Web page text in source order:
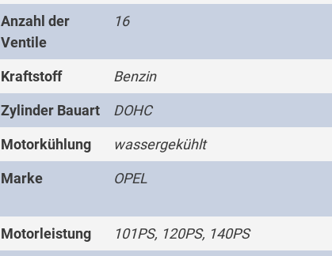
Anzahl der
Ventile
16
Kraftstoff Benzin
Zylinder Bauart DOHC
Motorkühlung wassergekühlt
Marke OPEL
Motorleistung 101PS, 120PS, 140PS